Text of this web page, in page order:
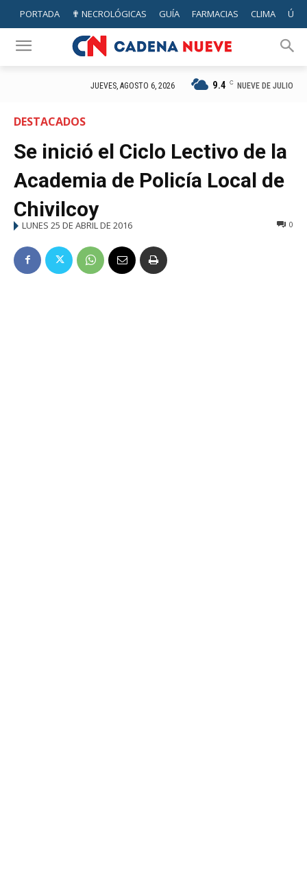
PORTADA ✟ NECROLÓGICAS GUÍA FARMACIAS CLIMA
JUEVES, AGOSTO 6, 2026 9.4 C NUEVE DE JULIO
DESTACADOS
Se inició el Ciclo Lectivo de la
Academia de Policía Local de
Chivilcoy
LUNES 25 DE ABRIL DE 2016 0